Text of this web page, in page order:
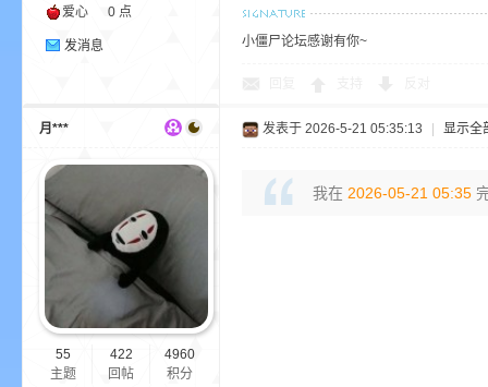
爱心
0 点
发消息 小僵尸论坛感谢有你~
月***
55
主题
422
回帖
4960
积分
发表于 2026-5-21 05:35:13 显示全
我在 2026-05-21 05:35